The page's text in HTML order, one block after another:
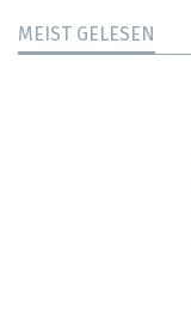
MEIST GELESEN